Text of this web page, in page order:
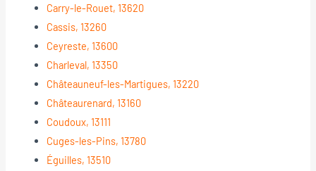
Carry-le-Rouet, 13620
Cassis, 13260
Ceyreste, 13600
Charleval, 13350
Châteauneuf-les-Martigues, 13220
Châteaurenard, 13160
Coudoux, 13111
Cuges-les-Pins, 13780
Éguilles, 13510